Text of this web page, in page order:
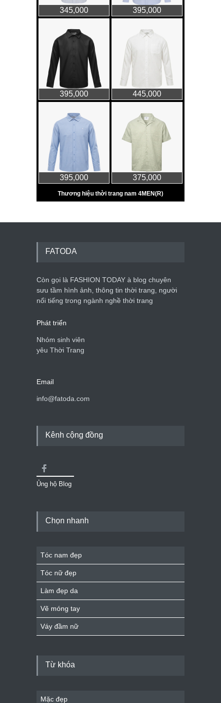
FATODA
Còn gọi là FASHION TODAY à blog chuyên
sưu tầm hình ảnh, thông tin thời trang, người
nổi tiếng trong ngành nghề thời trang
Phát triển
Nhóm sinh viên
yêu Thời Trang
Email
info@fatoda.com
Kênh cộng đồng
Ủng hộ Blog
Chọn nhanh
Tóc nam đẹp
Tóc nữ đẹp
Làm đẹp da
Vẽ móng tay
Váy đầm nữ
Từ khóa
Mặc đẹp